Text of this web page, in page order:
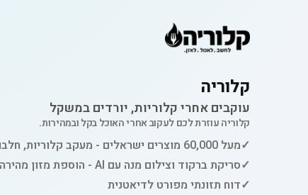
קלוריה
עוקבים אחרי קלוריות, יורדים במשקל
קלוריה עוזרת לכם לעקוב אחרי האוכל בקל ובמהירות.
✓מעל 60,000 מוצרים ישראלים - מעקב קלוריות, חלבון, פחמימות ושומן
✓סריקת ברקוד וצילום מנה עם AI - הוספת מזון מהירה למעקב
✓דוח תזונתי מפורט לדיאטנית